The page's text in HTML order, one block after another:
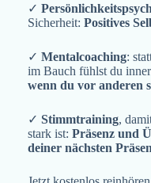
✓
Sicherheit: Positives
✓ Mentalcoaching:
im Bauch fühlst du
wenn du vor anderen
✓ Stimmtraining,
stark ist: Präsenz und
deiner nächsten